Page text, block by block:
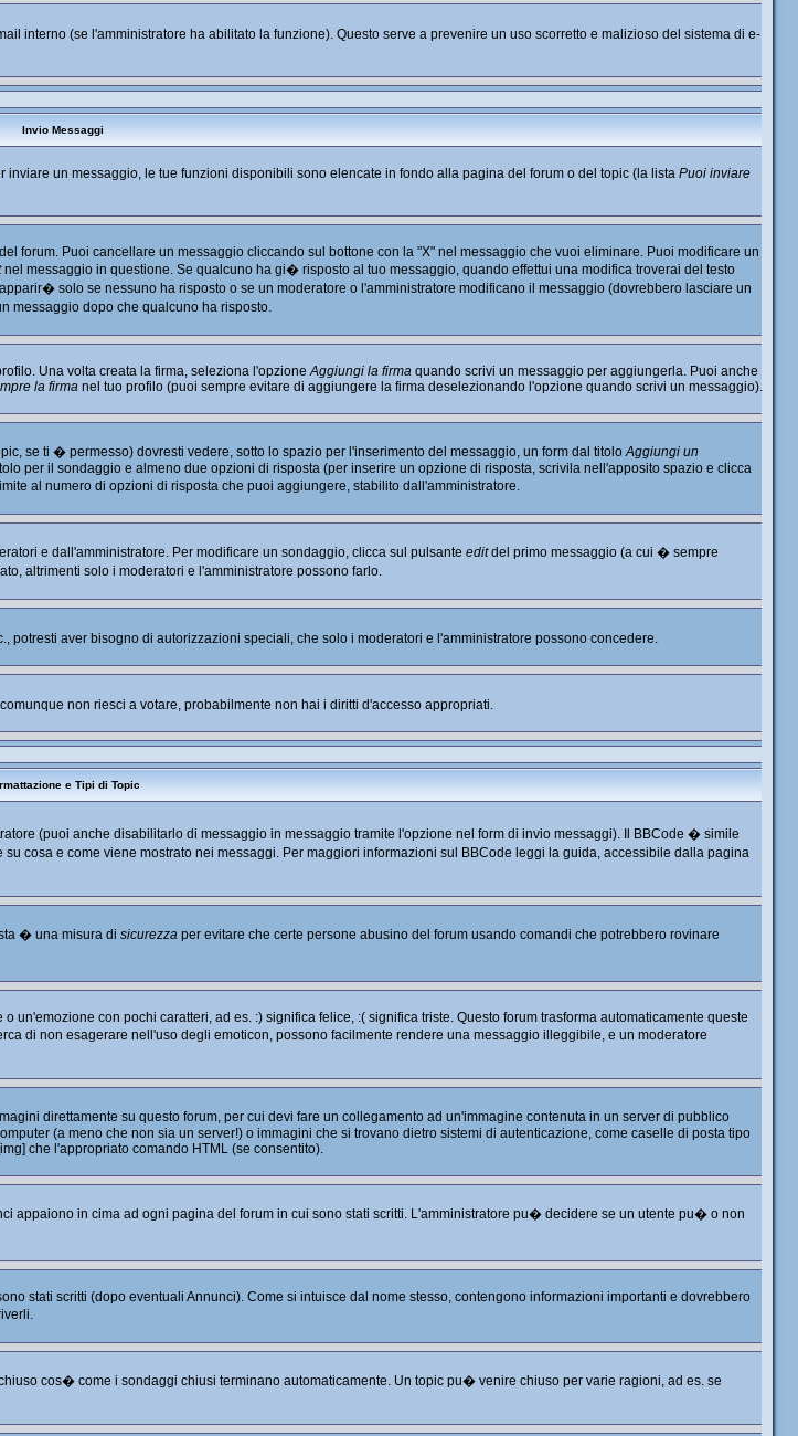
interno (se l'amministratore ha abilitato la funzione). Questo serve a prevenire un uso scorretto e malizioso del sistema di e-
Invio Messaggi
un messaggio, le tue funzioni disponibili sono elencate in fondo alla pagina del forum o del topic (la lista Puoi inviare
forum. Puoi cancellare un messaggio cliccando sul bottone con la "X" nel messaggio che vuoi eliminare. Puoi modificare un
nel messaggio in questione. Se qualcuno ha gi� risposto al tuo messaggio, quando effettui una modifica troverai del testo
solo se nessuno ha risposto o se un moderatore o l'amministratore modificano il messaggio (dovrebbero lasciare un
messaggio dopo che qualcuno ha risposto.
Una volta creata la firma, seleziona l'opzioneAggiungi la firmaquando scrivi un messaggio per aggiungerla. Puoi anche
la firmanel tuo profilo (puoi sempre evitare di aggiungere la firma deselezionando l'opzione quando scrivi un messaggio).
se ti � permesso) dovresti vedere, sotto lo spazio per l'inserimento del messaggio, un form dal titoloAggiungi un
per il sondaggio e almeno due opzioni di risposta (per inserire un opzione di risposta, scrivila nell'apposito spazio e clicca
al numero di opzioni di risposta che puoi aggiungere, stabilito dall'amministratore.
e dall'amministratore. Per modificare un sondaggio, clicca sul pulsante editdel primo messaggio (a cui � sempre
altrimenti solo i moderatori e l'amministratore possono farlo.
aver bisogno di autorizzazioni speciali, che solo i moderatori e l'amministratore possono concedere.
non riesci a votare, probabilmente non hai i diritti d'accesso appropriati.
e Tipi di Topic
(puoi anche disabilitarlo di messaggio in messaggio tramite l'opzione nel form di invio messaggi). Il BBCode � simile
cosa e come viene mostrato nei messaggi. Per maggiori informazioni sul BBCode leggi la guida, accessibile dalla pagina
� una misura di sicurezzaper evitare che certe persone abusino del forum usando comandi che potrebbero rovinare
con pochi caratteri, ad es. :) significa felice, :( significa triste. Questo forum trasforma automaticamente queste
di non esagerare nell'uso degli emoticon, possono facilmente rendere una messaggio illeggibile, e un moderatore
direttamente su questo forum, per cui devi fare un collegamento ad un'immagine contenuta in un server di pubblico
(a meno che non sia un server!) o immagini che si trovano dietro sistemi di autenticazione, come caselle di posta tipo
che l'appropriato comando HTML (se consentito).
appaiono in cima ad ogni pagina del forum in cui sono stati scritti. L'amministratore pu� decidere se un utente pu� o non
stati scritti (dopo eventuali Annunci). Come si intuisce dal nome stesso, contengono informazioni importanti e dovrebbero
cos� come i sondaggi chiusi terminano automaticamente. Un topic pu� venire chiuso per varie ragioni, ad es. se